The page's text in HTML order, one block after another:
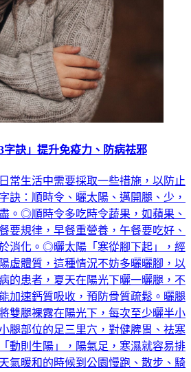
訣」提升免疫力、防病祛邪
常生活中需要採取一些措施，以防止
訣：順時令、曬太陽、邁開腿、少，
。◎順時令多吃時令蔬果，如蘋果、
要規律，早餐重營養，午餐要吃好、
消化。◎曬太陽「寒從腳下起」，經
虛體質，這種情況不妨多曬曬腳，以
的患者，夏天在陽光下曬一曬腿，不
加速鈣質吸收，預防骨質疏鬆。曬腿
雙腿裸露在陽光下，每次至少曬半小
腿部位的足三里穴，對健脾胃、祛寒
動則生陽」，陽氣足，寒濕就容易排
氣暖和的時候到公園慢跑、散步、騎